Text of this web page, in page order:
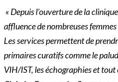
« Depuis l’ouverture de la
affluence denombreuses
Les services permettent de
primaires curatifs comme le
VIH/IST, les échographies et tout